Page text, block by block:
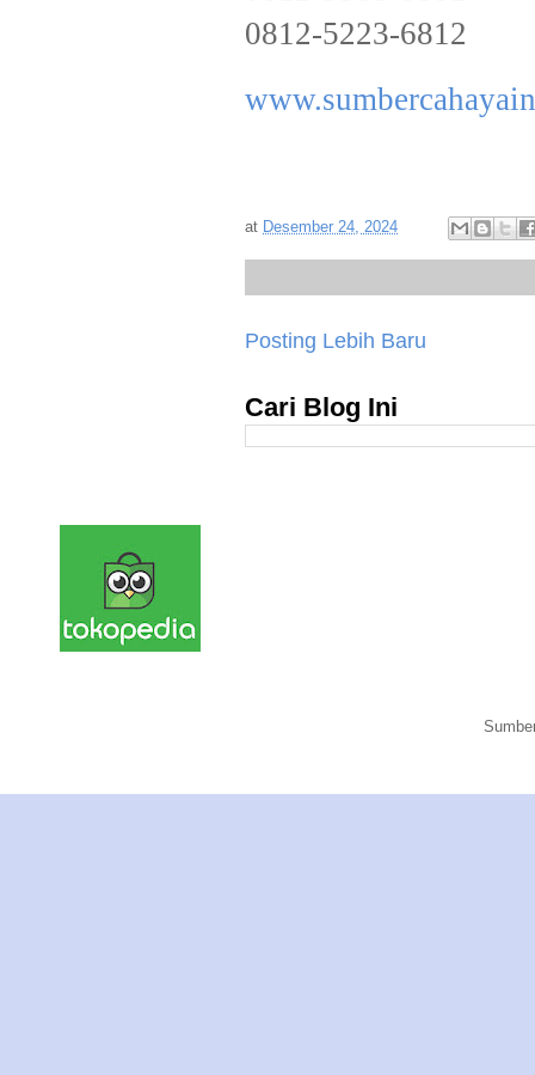
0812-5223-6812
at Desember 24, 2024
Posting Lebih Baru
Cari Blog Ini